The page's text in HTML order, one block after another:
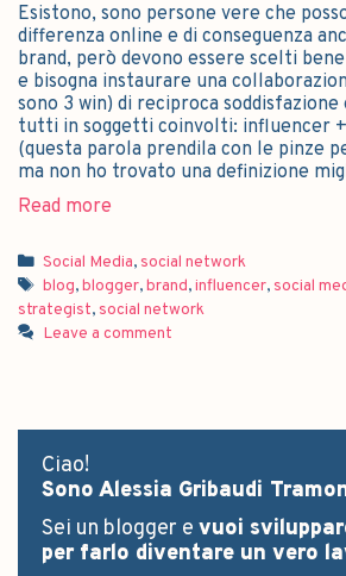
Esistono, sono persone vere che
differenza online e di conseguenza
brand, però devono essere scelti
e bisogna instaurare una
sono 3 win) di reciproca
tutti in soggetti coinvolti: influencer
(questa parola prendila con le pinze
ma non ho trovato una definizione
Read more
Social Media, social network
blog,blogger,brand,influencer, social
strategist, social network
Leave a comment
Ciao!
Sono Alessia Gribaudi
Sei un blogger e vuoi
per farlo diventare un vero